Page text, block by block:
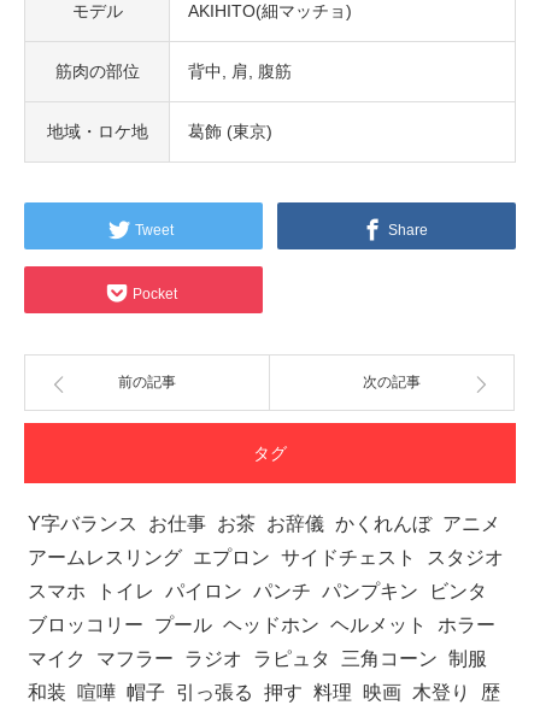
モデル AKIHITO(細マッチョ)
筋肉の部位 背中 肩 腹筋
地域・ロケ地 葛飾 (東京)
Tweet Share
Pocket
前の記事 次の記事
タグ
Y字バランス お仕事 お茶 お辞儀 かくれんぼ アニメ
アームレスリング エプロン サイドチェスト
スタジオ
スマホ
トイレ パイロン パンチ パンプキン
ビンタ
ブロッコリー
プール ヘッドホン ヘルメット
ホラー
マイク
マフラー ラジオ ラピュタ 三角コーン 制服
和装
喧嘩 帽子 引っ張る 押す 料理 映画 木登り
歴